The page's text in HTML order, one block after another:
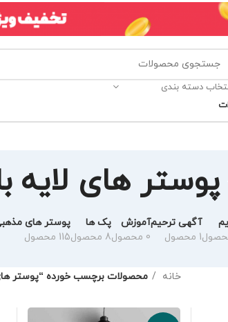
دسته بندی
پوستر های لایه
آگهی ترحیم
1 محصول
آموزش
0 محصول
پک ها
8 محصول
پوستر های
115 محصول
خانه محصولات برچسب خورده “پوستر